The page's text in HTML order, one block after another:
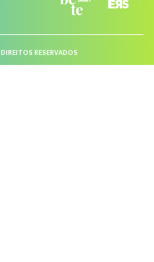
RESERVADOS